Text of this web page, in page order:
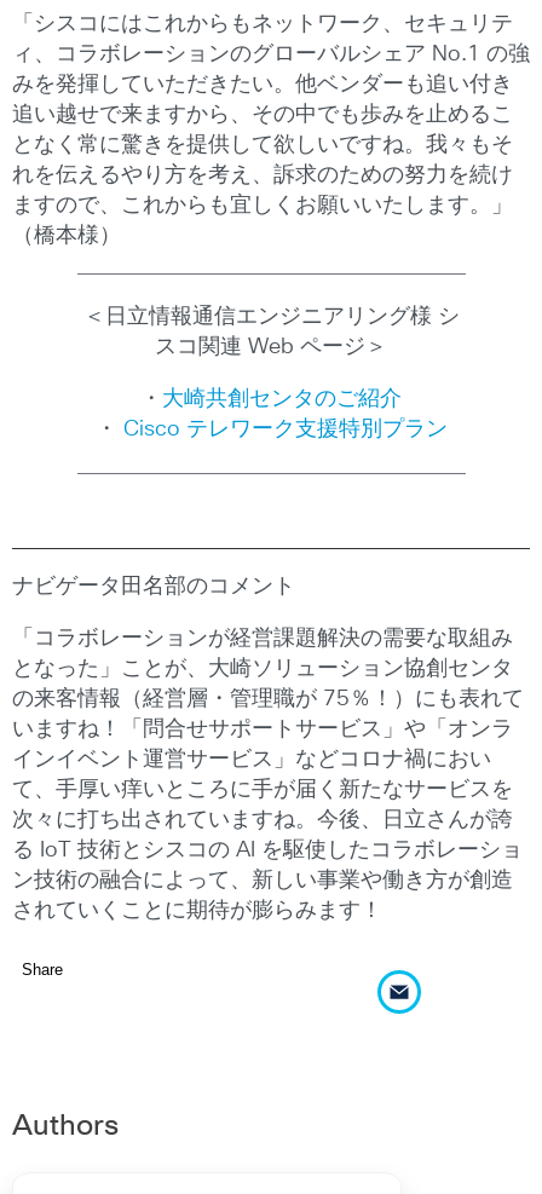
「シスコにはこれからもネットワーク、セキュリテ
ィ、コラボレーションのグローバルシェア No.1 の強
みを発揮していただきたい。他ベンダーも追い付き
追い越せで来ますから、その中でも歩みを止めるこ
となく常に驚きを提供して欲しいですね。我々もそ
れを伝えるやり方を考え、訴求のための努力を続け
ますので、これからも宜しくお願いいたします。」
（橋本様）
＜日立情報通信エンジニアリング様 シ
スコ関連 Web ページ＞
・ 大崎共創センタのご紹介
・ Cisco テレワーク支援特別プラン
ナビゲータ田名部のコメント
「コラボレーションが経営課題解決の需要な取組み
となった」ことが、大崎ソリューション協創センタ
の来客情報（経営層・管理職が 75％！）にも表れて
いますね！「問合せサポートサービス」や「オンラ
インイベント運営サービス」などコロナ禍におい
て、手厚い痒いところに手が届く新たなサービスを
次々に打ち出されていますね。今後、日立さんが誇
る IoT 技術とシスコの AI を駆使したコラボレーショ
ン技術の融合によって、新しい事業や働き方が創造
されていくことに期待が膨らみます！
Share
Authors